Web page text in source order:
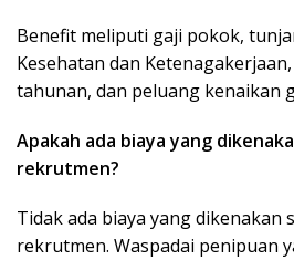
Benefit meliputi gaji pokok,
Kesehatan dan
tahunan, dan peluang kenaikan
Apakah ada biaya yang
rekrutmen?
Tidak ada biaya yang dikenakan
rekrutmen. Waspadai penipuan